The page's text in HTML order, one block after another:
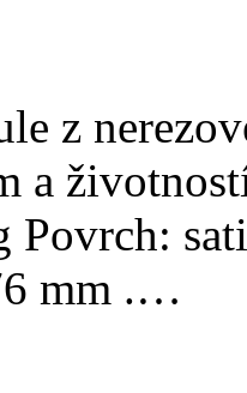
z
a
Povrch:
mm .…